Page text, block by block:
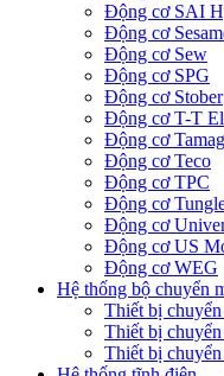
Động cơ SAI
Động cơ
Động cơ Sew
Động cơ SPG
Động cơ Stober
Động cơ T-T
Động cơ
Động cơ Teco
Động cơ TPC
Động cơ
Động cơ
Động cơ US
Động cơ WEG
Hệ thống bộ chuyển
Thiết bị
Thiết bị
Thiết bị chuyển